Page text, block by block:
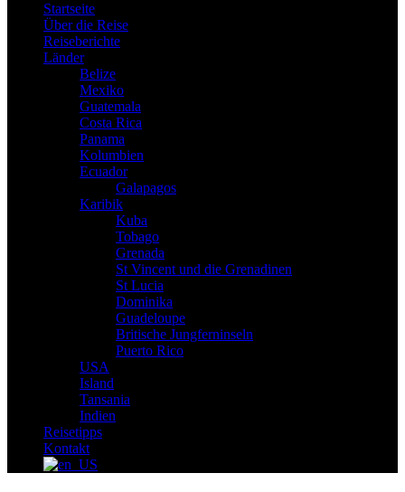
Startseite
Über die Reise
Reiseberichte
Länder
Belize
Mexiko
Guatemala
Costa Rica
Panama
Kolumbien
Ecuador
Galapagos
Karibik
Kuba
Tobago
Grenada
St Vincent und die Grenadinen
St Lucia
Dominika
Guadeloupe
Britische Jungferninseln
Puerto Rico
USA
Island
Tansania
Indien
Reisetipps
Kontakt